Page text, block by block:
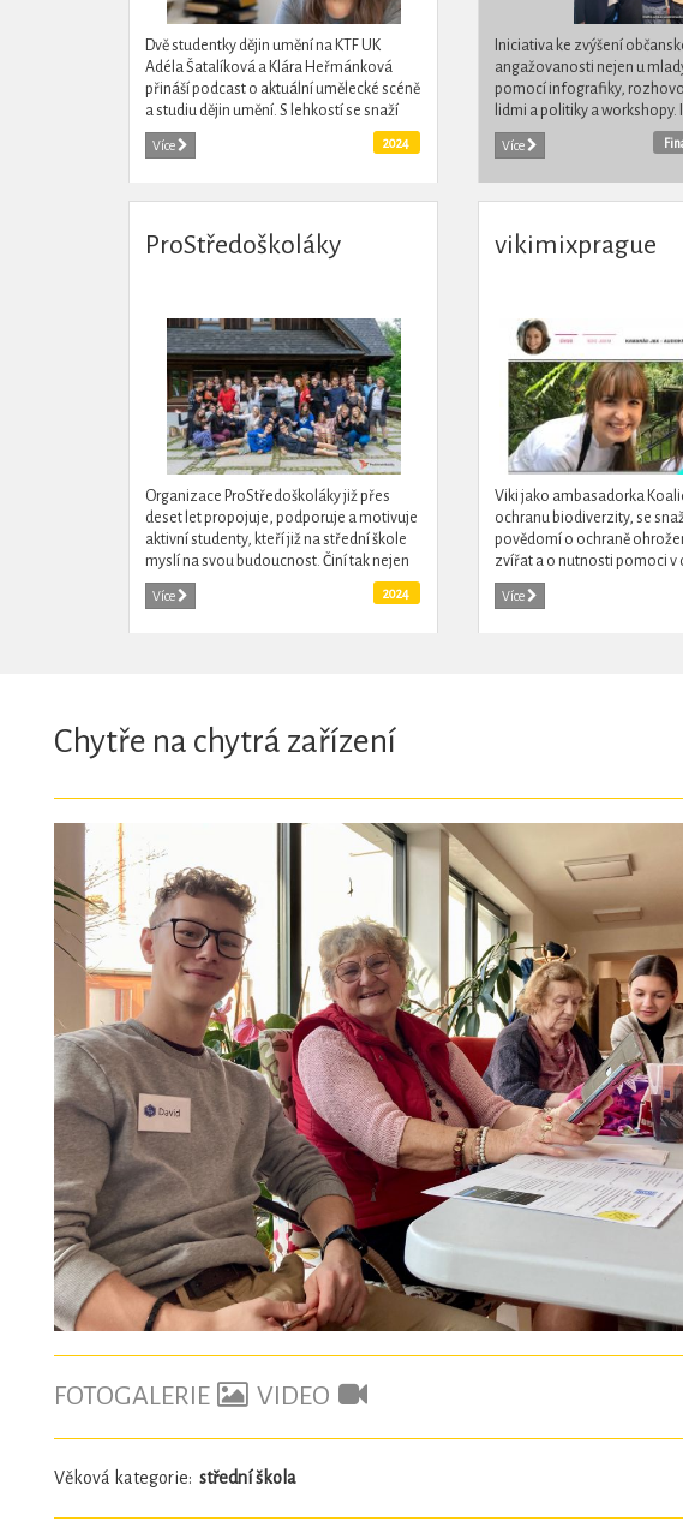
Dvě studentky dějin umění na KTF UK
Adéla Šatalíková a Klára Heřmánková
přináší podcast o aktuální umělecké scéně
a studiu dějin umění. S lehkostí se snaží
přinášet zajímavé informace z oboru i
těm,...
Více 2024
Iniciativa ke zvýšení
angažovanosti nejen u
pomocí infografiky,
lidmi a politiky a workshopy.
začala ke komunálním
pokračovala k
Více
ProStředoškoláky
Organizace ProStředoškoláky již přes
deset let propojuje, podporuje a motivuje
aktivní studenty, kteří již na střední škole
myslí na svou budoucnost. Činí tak nejen
pomocí soutěže Středoškolák roku,
Databáze...
Více 2024
vikimixprague
Viki jako ambasadorka
ochranu biodiverzity, se
povědomí o ochraně
zvířat a o nutnosti pomoci v
oblastech světa. Ve školách
k aktivní ochraně přírody a...
Více
Chytře na chytrá zařízení
FOTOGALERIE VIDEO
Věková kategorie: střední škola